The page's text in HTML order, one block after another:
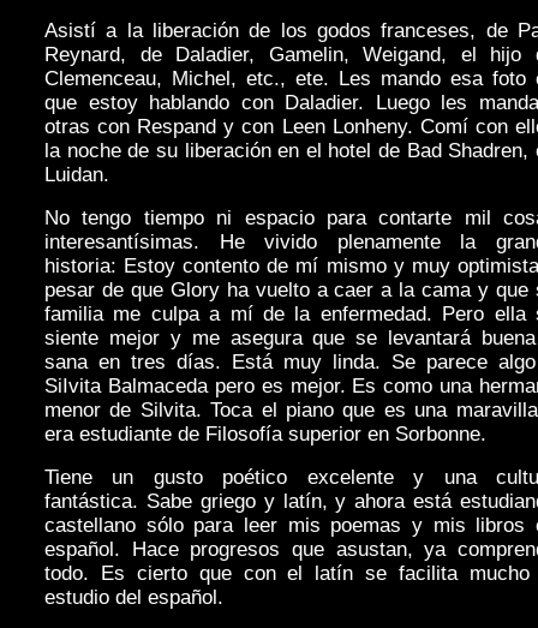
Asistí a la liberación de los godos franceses, de
Reynard, de Daladier, Gamelin, Weigand, el hijo
Clemenceau, Michel, etc., ete. Les mando esa foto
que estoy hablando con Daladier. Luego les
otras con Respand y con Leen Lonheny. Comí con
la noche de su liberación en el hotel de Bad Shadren,
Luidan.
No tengo tiempo ni espacio para contarte mil
interesantísimas. He vivido plenamente la
historia: Estoy contento de mí mismo y muy
pesar de que Glory ha vuelto a caer a la cama y que
familia me culpa a mí de la enfermedad. Pero ella
siente mejor y me asegura que se levantará
sana en tres días. Está muy linda. Se parece
SiIvita Balmaceda pero es mejor. Es como una
menor de Silvita. Toca el piano que es una
era estudiante de Filosofía superior en Sorbonne.
Tiene un gusto poético excelente y una
fantástica. Sabe griego y latín, y ahora está
castellano sólo para leer mis poemas y mis libros
español. Hace progresos que asustan, ya
todo. Es cierto que con el latín se facilita mucho
estudio del español.